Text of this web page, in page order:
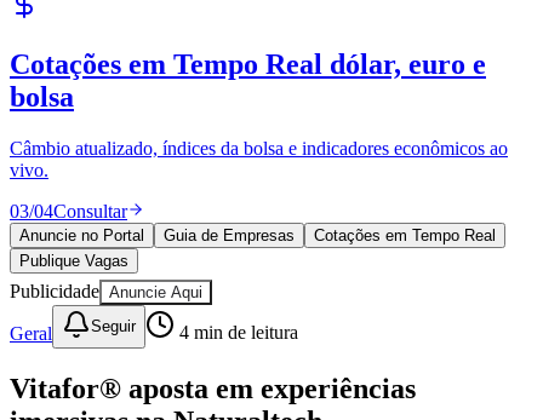
Publicidade Legal
Política
Esportes
Cultura
Meio Ambiente
Obras
Educação
Bairros de Barueri
Selecione sua região Para notícias da sua região
Cotações em Tempo Real dólar, euro e
bolsa
Câmbio atualizado, índices da bolsa e indicadores econômicos ao
vivo.
03/04Consultar
Anuncie no Portal Guia de Empresas
Cotações em Tempo Real
Publique Vagas
Publicidade Anuncie Aqui
Geral Seguir 4 min de leitura
Vitafor® aposta em experiências